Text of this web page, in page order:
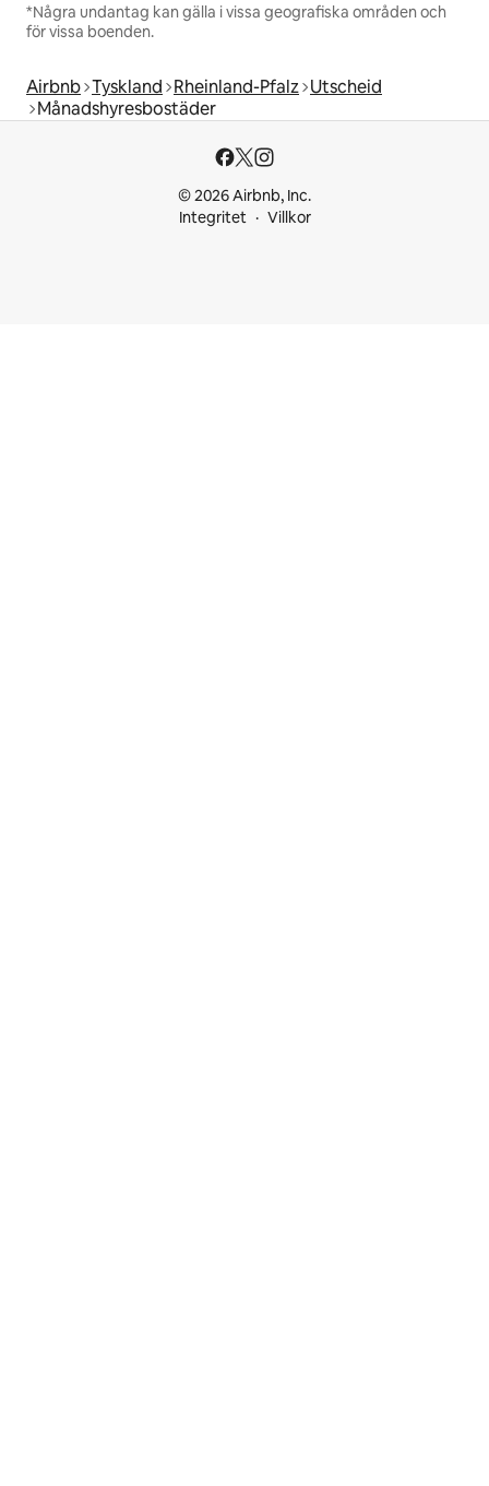
*Några undantag kan gälla i vissa geografiska områden och
för vissa boenden.
Airbnb Tyskland Rheinland-Pfalz Utscheid
Månadshyresbostäder
© 2026 Airbnb, Inc.
Integritet
Villkor